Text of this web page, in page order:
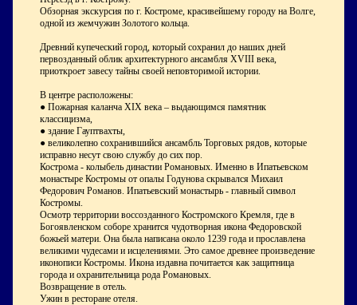
Обзорная экскурсия по г. Костроме, красивейшему городу на Волге,
одной из жемчужин Золотого кольца.
Древний купеческий город, который сохранил до наших дней
первозданный облик архитектурного ансамбля XVIII века,
приоткроет завесу тайны своей неповторимой истории.
В центре расположены:
● Пожарная каланча XIX века – выдающимся памятник
классицизма,
● здание Гауптвахты,
● великолепно сохранившийся ансамбль Торговых рядов, которые
исправно несут свою службу до сих пор.
Кострома - колыбель династии Романовых. Именно в Ипатьевском
монастыре Костромы от опалы Годунова скрывался Михаил
Федорович Романов. Ипатьевский монастырь - главный символ
Костромы.
Осмотр территории воссозданного Костромского Кремля, где в
Богоявленском соборе хранится чудотворная икона Федоровской
божьей матери. Она была написана около 1239 года и прославлена
великими чудесами и исцелениями. Это самое древнее произведение
иконописи Костромы. Икона издавна почитается как защитница
города и охранительница рода Романовых.
Возвращение в отель.
Ужин в ресторане отеля.